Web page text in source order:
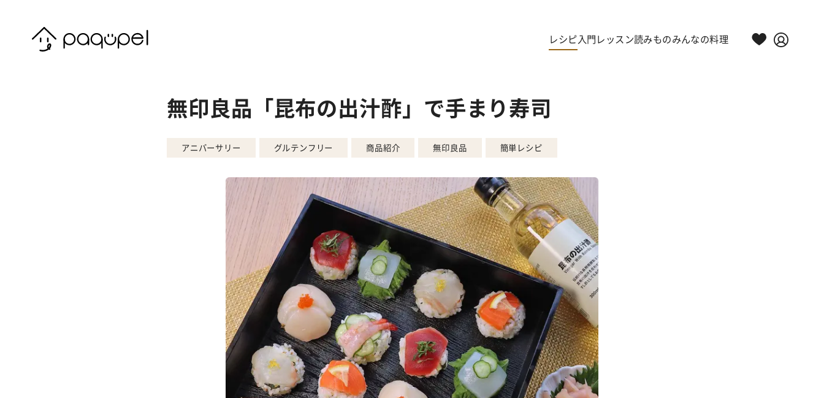
レシピ 入門レッスン読みものみんなの料理
無印良品「昆布の出汁酢」で手まり寿司
アニバーサリー グルテンフリー 商品紹介 無印良品 簡単レシピ